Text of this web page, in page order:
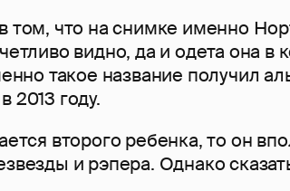
том, что на снимке именно
видно, да и одета она в
такое название получил
2013 году.
второго ребенка, то он
и рэпера. Однако